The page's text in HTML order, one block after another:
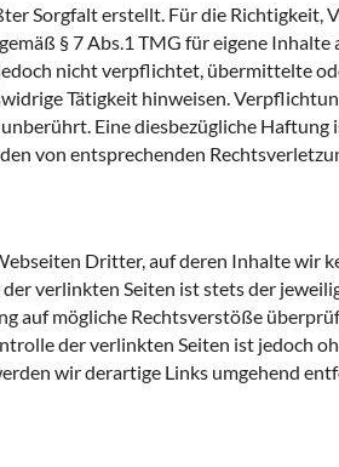
Sorgfalt erstellt. Für die
§ 7 Abs.1 TMG für eigene
nicht verpflichtet, übermittelte
Tätigkeit hinweisen.
Eine diesbezügliche
von entsprechenden
Dritter, auf deren Inhalte wir
verlinkten Seiten ist stets der
auf mögliche Rechtsverstöße
der verlinkten Seiten ist jedoch
wir derartige Links umgehend